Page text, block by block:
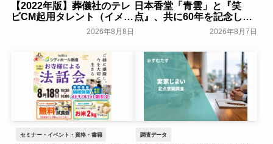
【2022年版】葬儀社のテレ
ビCM起用タレント（イメー
ジキャラクター）まとめ
2026年8月8日
日本香堂「青雲」と『笑
点』、共に60年を記念した
初コラボ！オリジナルグッ
ズのプレゼントキャンペー
ンを実施～日本香堂～
一般公開
2026年8月7日
セミナー・イベント・資格・書籍 調査データ